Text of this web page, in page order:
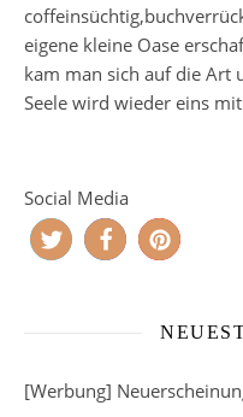
eigene kleine Oase
kam man sich auf die Art
Seele wird wieder eins
Social Media
[Werbung]